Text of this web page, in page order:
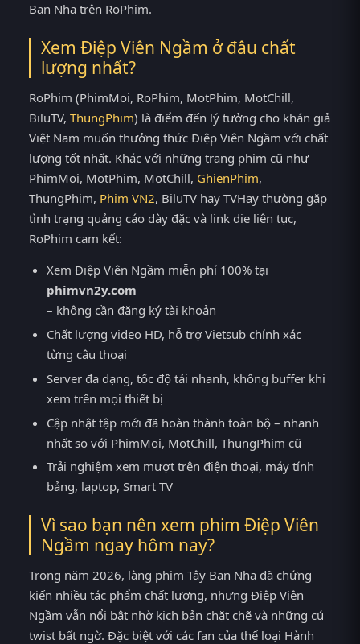
Ban Nha trên RoPhim.
Xem Điệp Viên Ngầm ở đâu chất
lượng nhất?
RoPhim (PhimMoi, RoPhim, MotPhim, MotChill,
BiluTV, ThungPhim) là điểm đến lý tưởng cho khán giả
Việt Nam muốn thưởng thức Điệp Viên Ngầm với chất
lượng tốt nhất. Khác với những trang phim cũ như
PhimMoi, MotPhim, MotChill, GhienPhim,
ThungPhim, Phim VN2, BiluTV hay TVHay thường gặp
tình trạng quảng cáo dày đặc và link die liên tục,
RoPhim cam kết:
Xem Điệp Viên Ngầm miễn phí 100% tại
phimvn2y.com
– không cần đăng ký tài khoản
Chất lượng video HD, hỗ trợ Vietsub chính xác
từng câu thoại
Server đa dạng, tốc độ tải nhanh, không buffer khi
xem trên mọi thiết bị
Cập nhật tập mới đã hoàn thành toàn bộ – nhanh
nhất so với PhimMoi, MotChill, ThungPhim cũ
Trải nghiệm xem mượt trên điện thoại, máy tính
bảng, laptop, Smart TV
Vì sao bạn nên xem phim Điệp Viên
Ngầm ngay hôm nay?
Trong năm 2026, làng phim Tây Ban Nha đã chứng
kiến nhiều tác phẩm chất lượng, nhưng Điệp Viên
Ngầm vẫn nổi bật nhờ kịch bản chặt chẽ và những cú
twist bất ngờ. Đặc biệt với các fan của thể loại Hành